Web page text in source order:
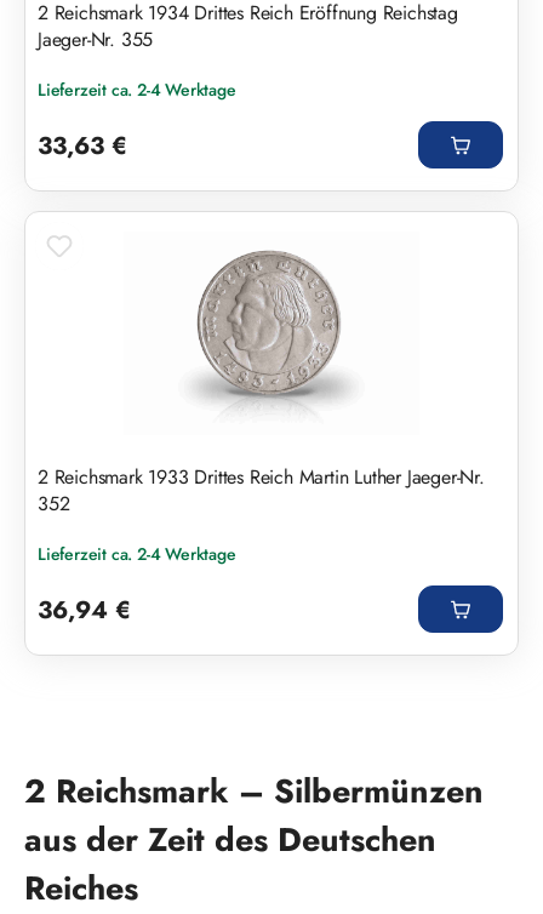
2 Reichsmark 1934 Drittes Reich Eröffnung Reichstag
Jaeger-Nr. 355
Lieferzeit ca. 2-4 Werktage
33,63 €
2 Reichsmark 1933 Drittes Reich Martin Luther Jaeger-Nr.
352
Lieferzeit ca. 2-4 Werktage
36,94 €
2 Reichsmark – Silbermünzen
aus der Zeit des Deutschen
Reiches